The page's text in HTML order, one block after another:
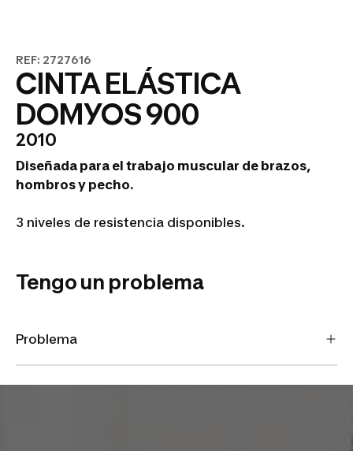
REF: 2727616
CINTA ELÁSTICA
DOMYOS 900
2010
Diseñada para el trabajo muscular de brazos,
hombros y pecho.
3 niveles de resistencia disponibles.
Tengo un problema
Problema